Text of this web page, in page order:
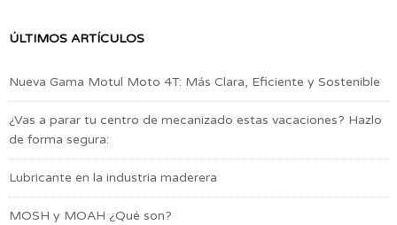
ÚLTIMOS ARTÍCULOS
Nueva Gama Motul Moto 4T: Más Clara, Eficiente y Sostenible
¿Vas a parar tu centro de mecanizado estas vacaciones? Hazlo
de forma segura:
Lubricante en la industria maderera
MOSH y MOAH ¿Qué son?